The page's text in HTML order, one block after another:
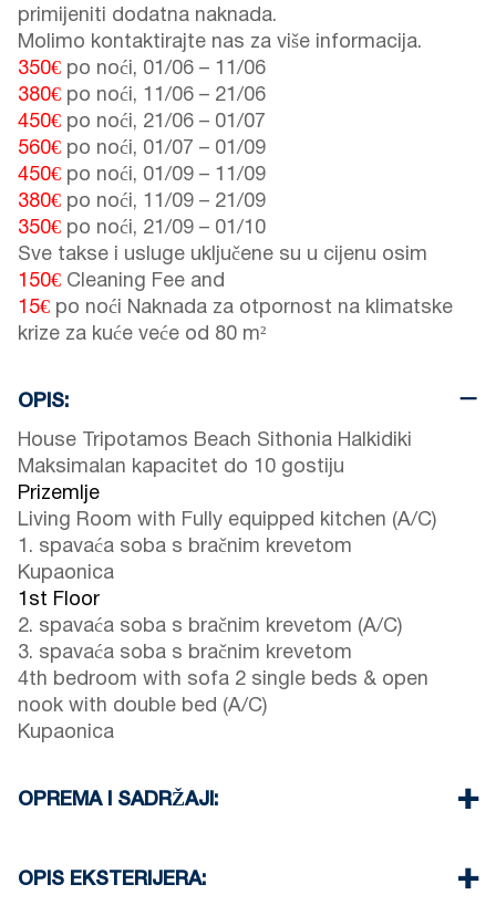
primijeniti dodatna naknada.
Molimo kontaktirajte nas za više informacija.
350€ po noći, 01/06 – 11/06
380€ po noći, 11/06 – 21/06
450€ po noći, 21/06 – 01/07
560€ po noći, 01/07 – 01/09
450€ po noći, 01/09 – 11/09
380€ po noći, 11/09 – 21/09
350€ po noći, 21/09 – 01/10
Sve takse i usluge uključene su u cijenu osim
150€ Cleaning Fee and
15€ po noći Naknada za otpornost na klimatske
krize za kuće veće od 80 m²
OPIS:
House Tripotamos Beach Sithonia Halkidiki
Maksimalan kapacitet do 10 gostiju
Prizemlje
Living Room with Fully equipped kitchen (A/C)
1. spavaća soba s bračnim krevetom
Kupaonica
1st Floor
2. spavaća soba s bračnim krevetom (A/C)
3. spavaća soba s bračnim krevetom
4th bedroom with sofa 2 single beds & open
nook with double bed (A/C)
Kupaonica
OPREMA I SADRŽAJI:
Tri klima uređaja
OPIS EKSTERIJERA: